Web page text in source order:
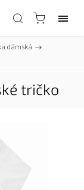
dámská /
tričko